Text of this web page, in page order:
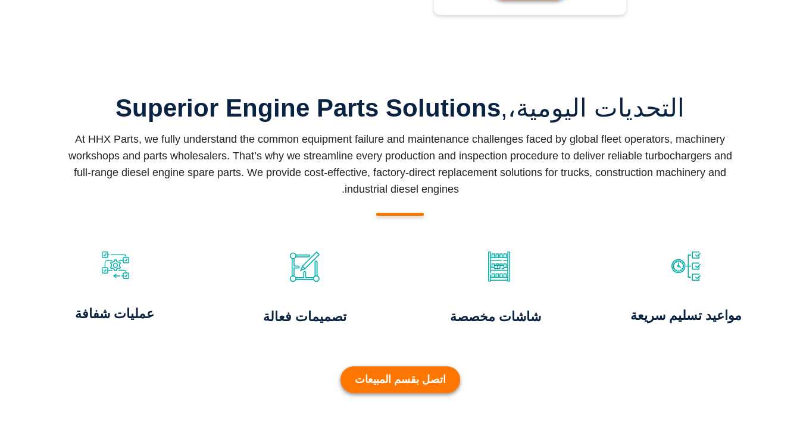
التحديات اليومية،,Superior Engine Parts Solutions
At HHX Parts, we fully understand the common equipment failure and maintenance challenges faced by global fleet operators, machinery
workshops and parts wholesalers. That’s why we streamline every production and inspection procedure to deliver reliable turbochargers and
full-range diesel engine spare parts. We provide cost-effective, factory-direct replacement solutions for trucks, construction machinery and
industrial diesel engines.
مواعيد تسليم سريعة شاشات مخصصة تصميمات فعالة عمليات شفافة
اتصل بقسم المبيعات